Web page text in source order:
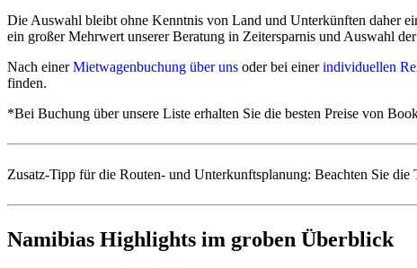
Es bestehen keine Pflichtimpfungen für Namibia, Botswana und
Damaraland, Kaokoveld.
Ob Reise-Impfungen oder Malaria-Prophylaxe empfohlen werden,
Die Auswahl bleibt ohne Kenntnis von Land und Unterkünften daher
ein großer Mehrwert unserer Beratung in Zeitersparnis und Auswahl
Nach einerMietwagenbuchung über uns oder bei einerindividuellen
finden.
*Bei Buchung über unsere Liste erhalten Sie die besten Preise von
Zusatz-Tipp für die Routen- und Unterkunftsplanung: Beachten Sie die
Namibias Highlights im groben Überblick